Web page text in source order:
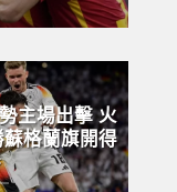
主場出擊 火
格蘭旗開得